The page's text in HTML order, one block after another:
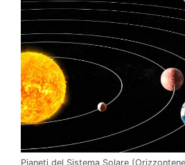
Pianeti del Sistema Solare